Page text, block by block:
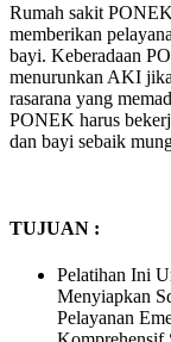
Rumah sakit
memberikan
bayi. Keberadaan
menurunkan AKI jika
rasarana yang
PONEK harus
dan bayi sebaik
TUJUAN :
Pelatihan Ini
Menyiapkan
Pelayanan